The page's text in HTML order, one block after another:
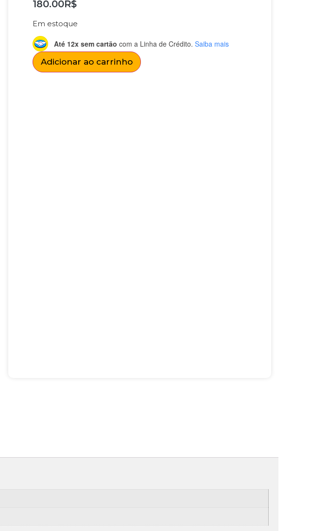
180.00R$
Em estoque
Até 12x sem cartão com a Linha de Crédito. Saiba mais
Adicionar ao carrinho